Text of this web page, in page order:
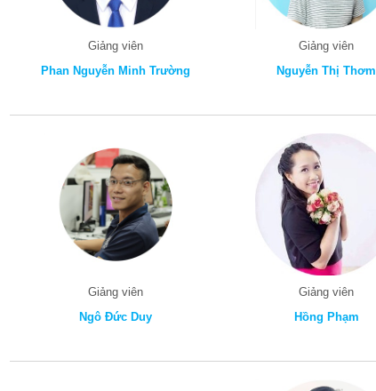
Giảng viên
Phan Nguyễn Minh Trường
Giảng viên
Nguyễn Thị Thơm
Giảng viên
Ngô Đức Duy
Giảng viên
Hồng Phạm